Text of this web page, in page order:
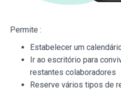
Permite :
Estabelecer um
Ir ao escritório para
restantes colaboradores
Reserve vários tipos de